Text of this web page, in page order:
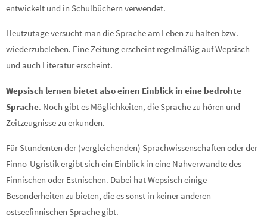
entwickelt und in Schulbüchern verwendet.
Heutzutage versucht man die Sprache am Leben zu halten bzw.
wiederzubeleben. Eine Zeitung erscheint regelmäßig auf Wepsisch
und auch Literatur erscheint.
Wepsisch lernen bietet also einen Einblick in eine bedrohte
Sprache. Noch gibt es Möglichkeiten, die Sprache zu hören und
Zeitzeugnisse zu erkunden.
Für Stundenten der (vergleichenden) Sprachwissenschaften oder der
Finno-Ugristik ergibt sich ein Einblick in eine Nahverwandte des
Finnischen oder Estnischen. Dabei hat Wepsisch einige
Besonderheiten zu bieten, die es sonst in keiner anderen
ostseefinnischen Sprache gibt.